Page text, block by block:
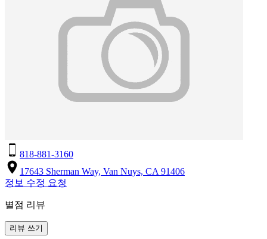
818-881-3160
17643 Sherman Way, Van Nuys, CA 91406
정보 수정 요청
별점 리뷰
리뷰 쓰기